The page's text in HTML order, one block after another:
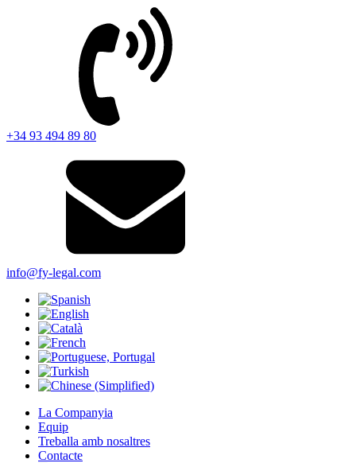
+34 93 494 89 80
info@fy-legal.com
La Companyia
Equip
Treballa amb nosaltres
Contacte